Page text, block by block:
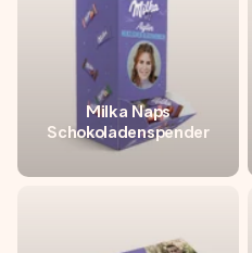
Milka Naps
Schokoladenspender